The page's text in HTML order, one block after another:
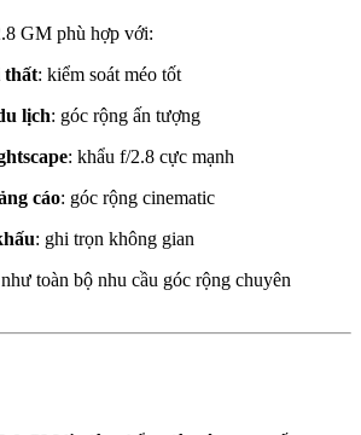
GM phù hợp với:
thất: kiểm soát méo tốt
lịch: góc rộng ấn tượng
: khẩu f/2.8 cực mạnh
cáo: góc rộng cinematic
: ghi trọn không gian
toàn bộ nhu cầu góc rộng chuyên